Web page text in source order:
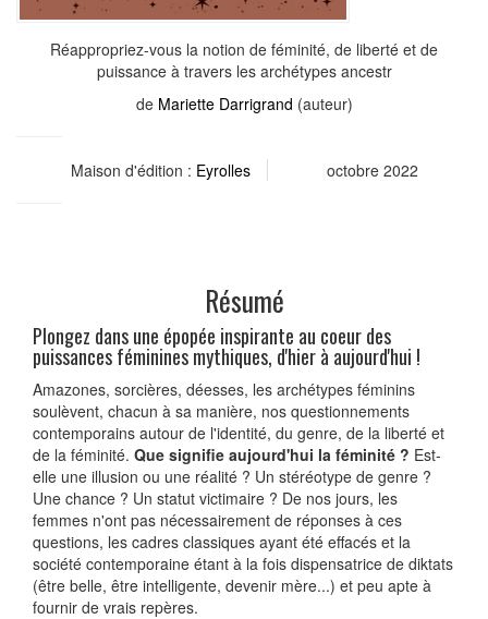
Réappropriez-vous la notion de féminité, de liberté et de
puissance à travers les archétypes ancestr
de Mariette Darrigrand (auteur)
Maison d'édition : Eyrolles octobre 2022
Résumé
Plongez dans une épopée inspirante au coeur des
puissances féminines mythiques, d'hier à aujourd'hui !
Amazones, sorcières, déesses, les archétypes féminins
soulèvent, chacun à sa manière, nos questionnements
contemporains autour de l'identité, du genre, de la liberté et
de la féminité. Que signifie aujourd'hui la féminité ? Est-
elle une illusion ou une réalité ? Un sté­réotype de genre ?
Une chance ? Un statut victimaire ? De nos jours, les
femmes n'ont pas nécessairement de réponses à ces
questions, les cadres classiques ayant été effacés et la
société contemporaine étant à la fois dispensatrice de diktats
(être belle, être intelligente, devenir mère...) et peu apte à
fournir de vrais repères.